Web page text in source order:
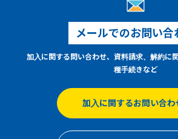
メールでのお問い合
加入に関する問い合わせ、資料請求、解約に
種手続きなど
加入に関するお問い合わ